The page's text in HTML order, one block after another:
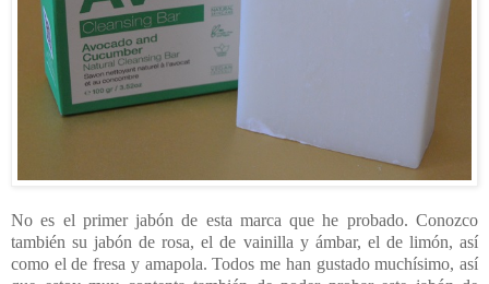
No es el primer jabón de esta marca que he probado. Conozco
también su jabón de rosa, el de vainilla y ámbar, el de limón, así
como el de fresa y amapola. Todos me han gustado muchísimo, así